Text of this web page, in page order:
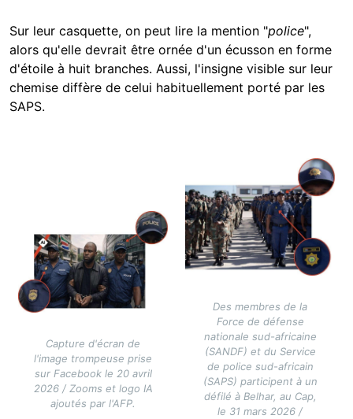
Sur leur casquette, on peut lire la mention "police",
alors qu'elle devrait être ornée d'un écusson en forme
d'étoile à huit branches. Aussi, l'insigne visible sur leur
chemise diffère de celui habituellement porté par les
SAPS.
Capture d'écran de
l'image trompeuse prise
sur Facebook le 20 avril
2026 / Zooms et logo IA
ajoutés par l'AFP.
Des membres de la
Force de défense
nationale sud-africaine
(SANDF) et du Service
de police sud-africain
(SAPS) participent à un
défilé à Belhar, au Cap,
le 31 mars 2026 /